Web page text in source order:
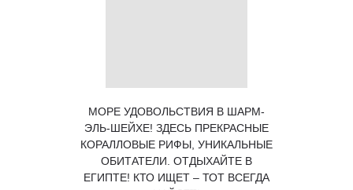
МОРЕ УДОВОЛЬСТВИЯ В ШАРМ-
ЭЛЬ-ШЕЙХЕ! ЗДЕСЬ ПРЕКРАСНЫЕ
КОРАЛЛОВЫЕ РИФЫ, УНИКАЛЬНЫЕ
ОБИТАТЕЛИ. ОТДЫХАЙТЕ В
ЕГИПТЕ! КТО ИЩЕТ – ТОТ ВСЕГДА